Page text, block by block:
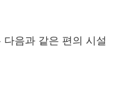
음과 같은 편의 시설